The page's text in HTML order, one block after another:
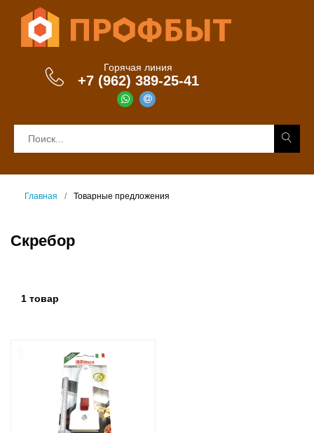
Горячая линия
+7 (962) 389-25-41
Главная Товарные предложения
Скребор
1 товар